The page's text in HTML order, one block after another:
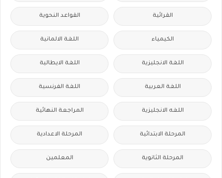
القرائية القواعد النحوية
الكيمياء اللغة الالمانية
اللغة الانجليزية اللغة الايطالية
اللغة العربية اللغة الفرنسية
اللغه الانجليزية المراجعة النهائية
المرحلة الابتدائية المرحلة الاعدادية
المرحلة الثانوية المعلمين